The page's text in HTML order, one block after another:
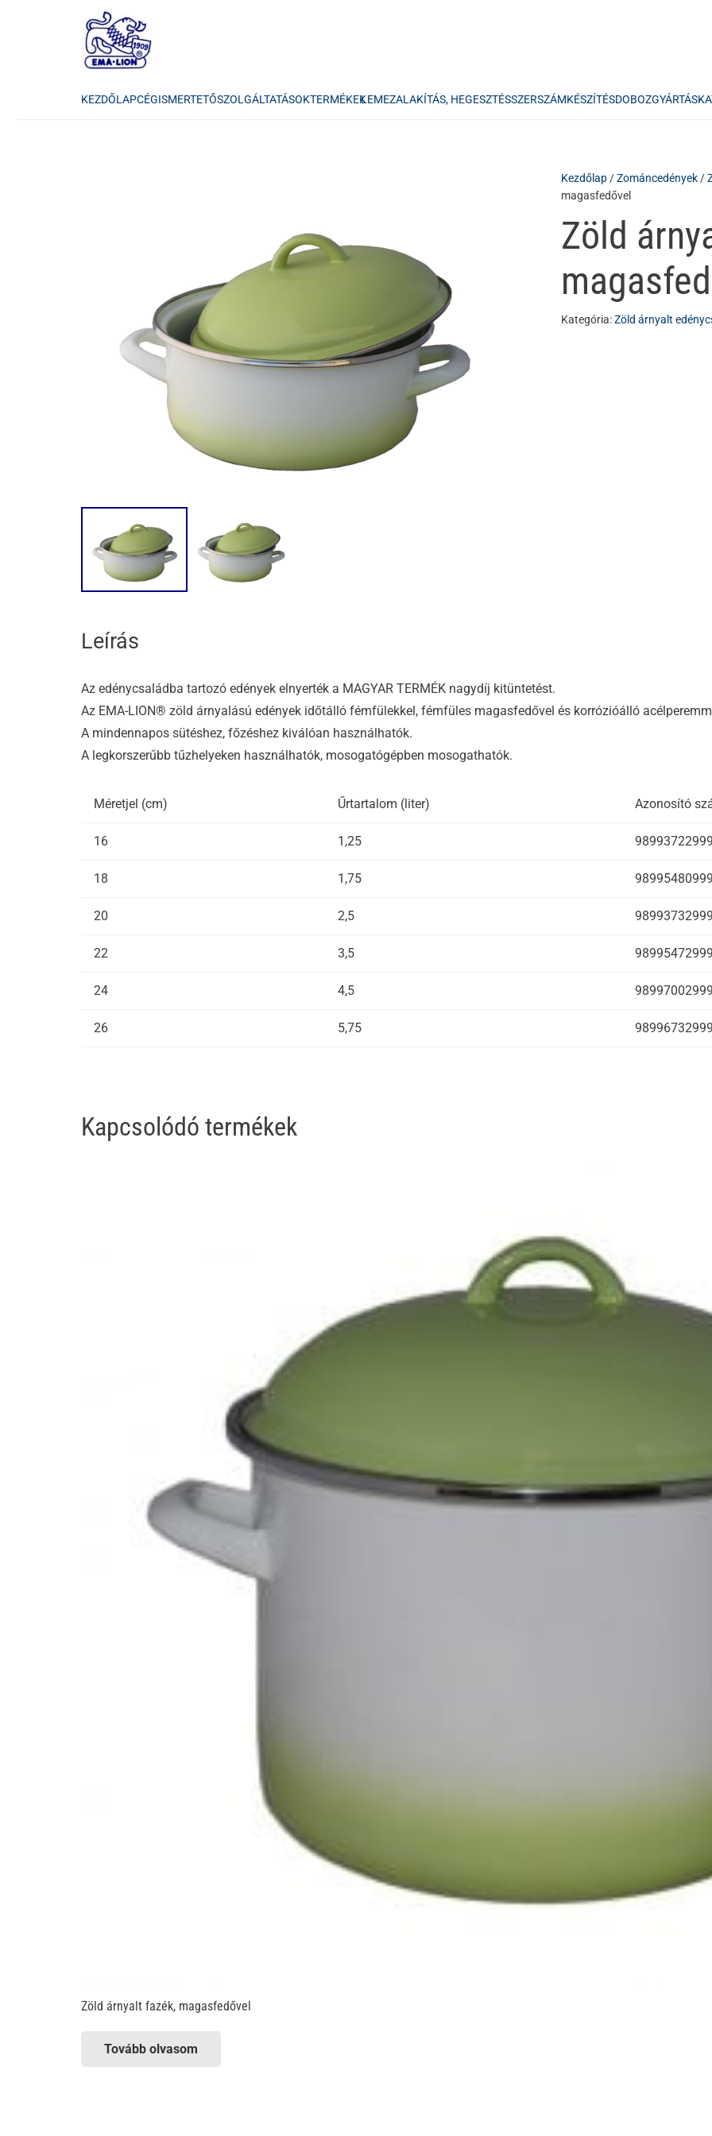
KEZDŐLAPCÉGISMERTETŐSZOLGÁLTATÁSOKTERMÉKEKLEMEZALAKÍTÁS, HEGESZTÉSSZERSZÁMKÉSZÍTÉSDOBOZGYÁRTÁS
Kezdőlap/Zománcedények/
magasfedővel
Zöld
Kategória:Zöld árnyalt
Leírás
Az edénycsaládba tartozó edények elnyerték a MAGYAR TERMÉK nagydíj kitüntetést.
Az EMA-LION® zöld árnyalású edények időtálló fémfülekkel, fémfüles magasfedővel és korrózióálló
A mindennapos sütéshez, főzéshez kiválóan használhatók.
A legkorszerűbb tűzhelyeken használhatók, mosogatógépben mosogathatók.
Méretjel (cm) Űrtartalom (liter) Azonosító
16 1,25 98993722999
18 1,75 98995480999
20 2,5 98993732999
22 3,5 98995472999
24 4,5 98997002999
26 5,75 98996732999
Kapcsolódó termékek
Zöld árnyalt fazék, magasfedővel
Tovább olvasom